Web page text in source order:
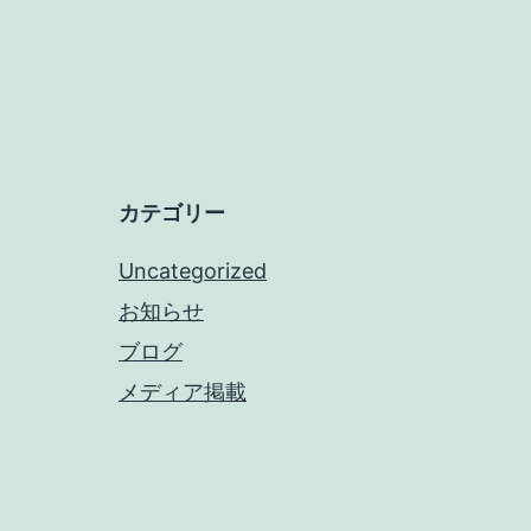
カテゴリー
Uncategorized
お知らせ
ブログ
メディア掲載